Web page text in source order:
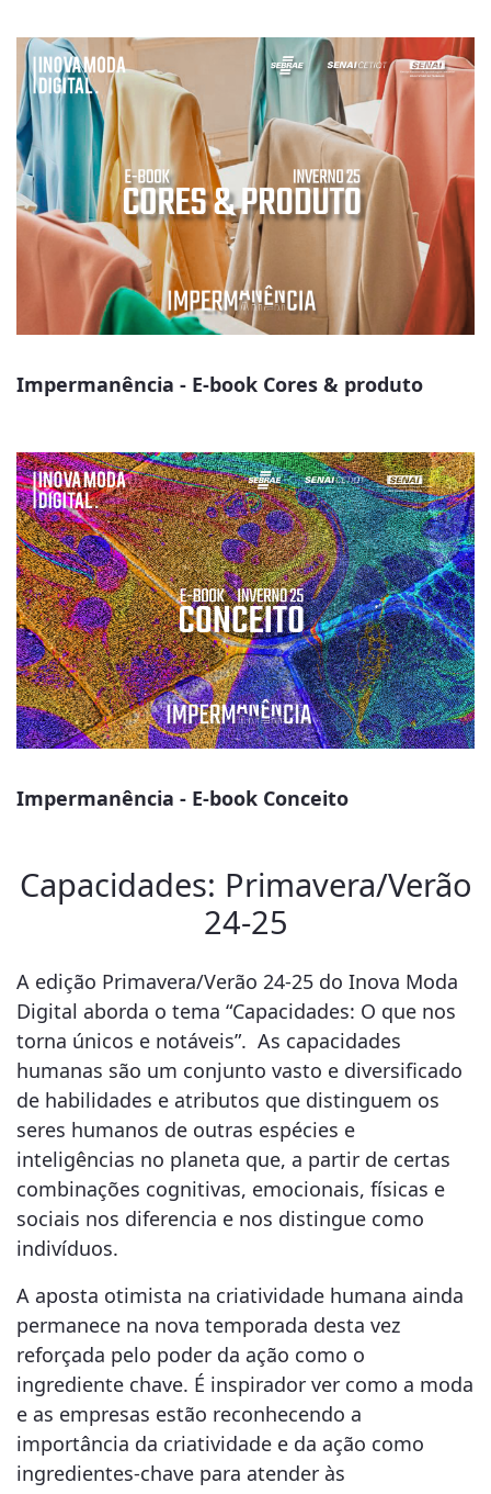
Impermanência - E-book Cores & produto
Impermanência - E-book Conceito
Capacidades: Primavera/Verão
24-25
A edição Primavera/Verão 24-25 do Inova Moda
Digital aborda o tema “Capacidades: O que nos
torna únicos e notáveis”. As capacidades
humanas são um conjunto vasto e diversificado
de habilidades e atributos que distinguem os
seres humanos de outras espécies e
inteligências no planeta que, a partir de certas
combinações cognitivas, emocionais, físicas e
sociais nos diferencia e nos distingue como
indivíduos.
A aposta otimista na criatividade humana ainda
permanece na nova temporada desta vez
reforçada pelo poder da ação como o
ingrediente chave. É inspirador ver como a moda
e as empresas estão reconhecendo a
importância da criatividade e da ação como
ingredientes-chave para atender às